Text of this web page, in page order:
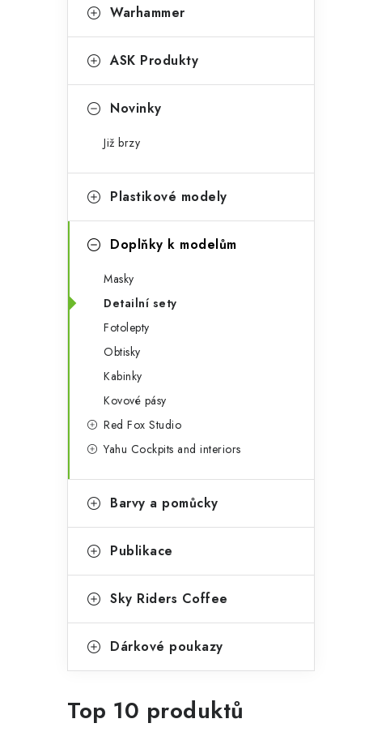
t
r
n
p
n
e
o
e
Warhammer
ASK Produkty
Novinky
Již brzy
Plastikové modely
Doplňky k modelům
Masky
Detailní sety
Fotolepty
Obtisky
Kabinky
Kovové pásy
Red Fox Studio
Yahu Cockpits and interiors
Barvy a pomůcky
Publikace
Sky Riders Coffee
Dárkové poukazy
Top 10 produktů